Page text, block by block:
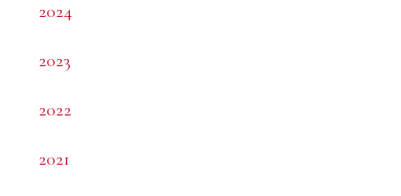
2024
2023
2022
2021